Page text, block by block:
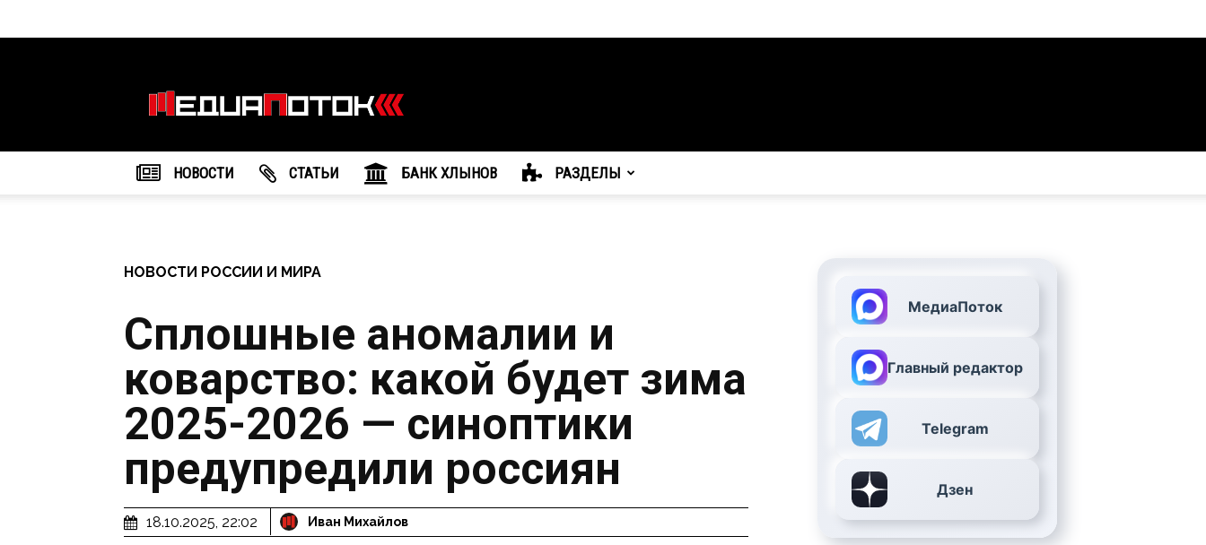
агентство
"МедиаПоток"
НОВОСТИ CТАТЬИ БАНК ХЛЫНОВ РАЗДЕЛЫ
НОВОСТИ РОССИИ И МИРА
Сплошные аномалии и
коварство: какой будет зима
2025-2026 — синоптики
предупредили россиян
18.10.2025, 22:02 Иван Михайлов
МедиаПоток
Главный редактор
Telegram
Дзен